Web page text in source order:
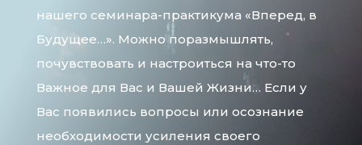
нашего семинара-практикума «Вперед, в
Будущее…». Можно поразмышлять,
почувствовать и настроиться на что-то
Важное для Вас и Вашей Жизни… Если у
Вас появились вопросы или осознание
необходимости усиления своего